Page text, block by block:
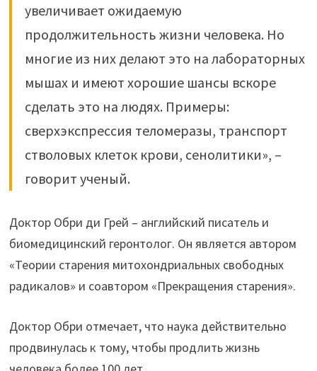
увеличивает ожидаемую
продолжительность жизни человека. Но
многие из них делают это на лабораторных
мышах и имеют хорошие шансы вскоре
сделать это на людях. Примеры:
сверхэкспрессия теломеразы, транспорт
стволовых клеток крови, сенолитики», –
говорит ученый.
Доктор Обри ди Грей – английский писатель и
биомедицинский геронтолог. Он является автором
«Теории старения митохондриальных свободных
радикалов» и соавтором «Прекращения старения».
Доктор Обри отмечает, что наука действительно
продвинулась к тому, чтобы продлить жизнь